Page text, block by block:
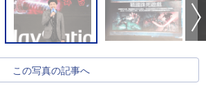
この写真の記事へ